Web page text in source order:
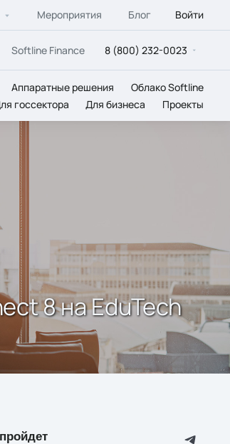
Мероприятия Блог Войти
Softline Finance 8 (800) 232-0023
Аппаратные решения
Облако Softline
госсектора Для бизнеса Проекты
8 на EduTech